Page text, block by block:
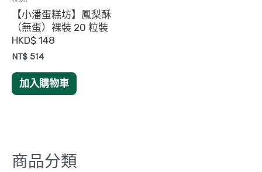
商品分類
【小潘蛋糕坊】鳳梨酥
（無蛋）裸裝 20 粒裝
HKD$ 148
NT$ 514
加入購物車